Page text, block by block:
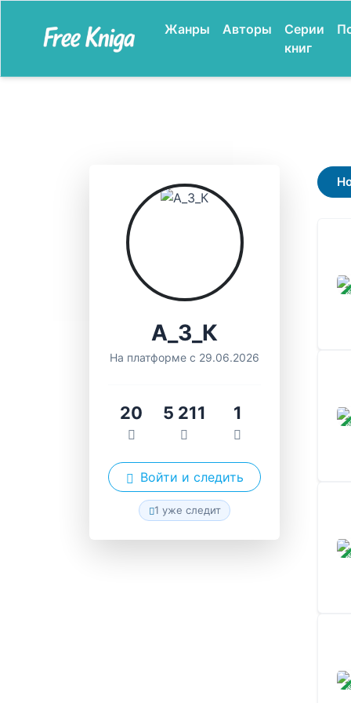
Жанры Авторы
Серии
книг
А_З_К
На платформе с 29.06.2026
20 5 211 1
Войти и следить
1 уже следит